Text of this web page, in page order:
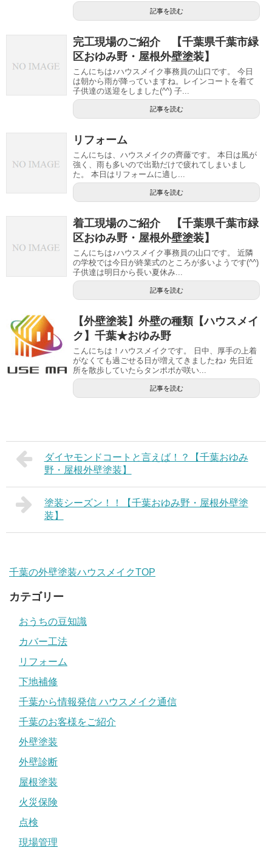
記事を読む
完工現場のご紹介 【千葉県千葉市緑
区おゆみ野・屋根外壁塗装】
こんにちは♪ハウスメイク事務員の山口です。 今日
は朝から雨が降っていますね。レインコートを着て
子供達の送迎をしました(^^) 子...
記事を読む
リフォーム
こんにちは、ハウスメイクの齊藤です。 本日は風が
強く、雨も多いので出勤だけで疲れてしまいまし
た。 本日はリフォームに適し...
記事を読む
着工現場のご紹介 【千葉県千葉市緑
区おゆみ野・屋根外壁塗装】
こんにちは♪ハウスメイク事務員の山口です。 近隣
の学校では今日が終業式のところが多いようです(^^)
子供達は明日から長い夏休み...
記事を読む
【外壁塗装】外壁の種類【ハウスメイ
ク】千葉★おゆみ野
こんにちは！ハウスメイクです。 日中、厚手の上着
がなくても過ごせる日が増えてきましたね♪ 先日近
所を散歩していたらタンポポが咲い...
記事を読む
ダイヤモンドコートと言えば！？【千葉おゆみ
野・屋根外壁塗装】
塗装シーズン！！【千葉おゆみ野・屋根外壁塗
装】
千葉の外壁塗装ハウスメイクTOP
カテゴリー
おうちの豆知識
カバー工法
リフォーム
下地補修
千葉から情報発信 ハウスメイク通信
千葉のお客様をご紹介
外壁塗装
外壁診断
屋根塗装
火災保険
点検
現場管理